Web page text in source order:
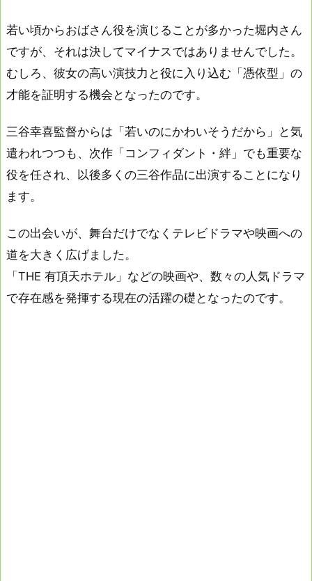
若い頃からおばさん役を演じることが多かった堀内さん
ですが、それは決してマイナスではありませんでした。
むしろ、彼女の高い演技力と役に入り込む「憑依型」の
才能を証明する機会となったのです。
三谷幸喜監督からは「若いのにかわいそうだから」と気
遣われつつも、次作「コンフィダント・絆」でも重要な
役を任され、以後多くの三谷作品に出演することになり
ます。
この出会いが、舞台だけでなくテレビドラマや映画への
道を大きく広げました。
「THE 有頂天ホテル」などの映画や、数々の人気ドラマ
で存在感を発揮する現在の活躍の礎となったのです。